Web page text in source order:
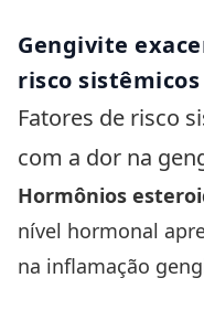
Gengivite e
risco
Fatores de risco
com a dor na
Hormônios
nível hormonal
na inflamação